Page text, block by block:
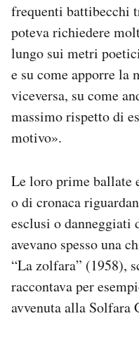
frequenti battibecchi
poteva richiedere
lungo sui metri
e su come apporre la
viceversa, su come
massimo rispetto di
motivo».
Le loro prime ballate
o di cronaca
esclusi o danneggiati
avevano spesso una
“La zolfara” (1958),
raccontava per
avvenuta alla Solfara